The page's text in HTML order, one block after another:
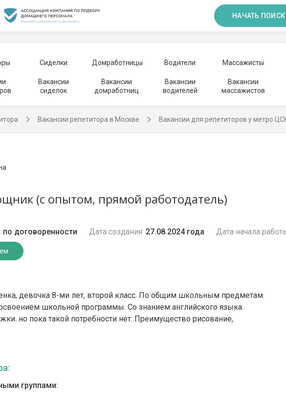
НАЧАТЬ ПОИСК
Сиделки Домработницы Водители Массажисты
Вакансии
сиделок
Вакансии
домработниц
Вакансии
водителей
Вакансии
массажистов
Вакансии репетитора в Москве Вакансии для репетиторов у метро
(с опытом, прямой работодатель)
по договоренности Дата создания: 27.08.2024 года Дата начала
девочка 8-ми лет, второй класс. По общим школьным предметам.
школьной программы. Со знанием английского языка.
но пока такой потребности нет. Преимущество рисование,
группами: